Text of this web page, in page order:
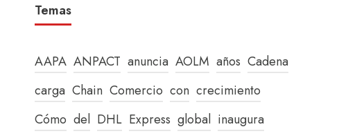
Temas
AAPA ANPACT anuncia AOLM años Cadena
carga Chain Comercio con crecimiento
Cómo del DHL Express global inaugura